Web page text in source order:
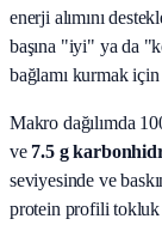
enerji alımını
başına "iyi" ya da
bağlamı kurmak için
Makro dağılımda
ve 7.5g
seviyesinde ve
protein profili tokluk